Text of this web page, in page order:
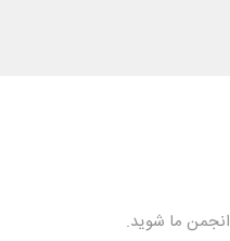
ما شوید.